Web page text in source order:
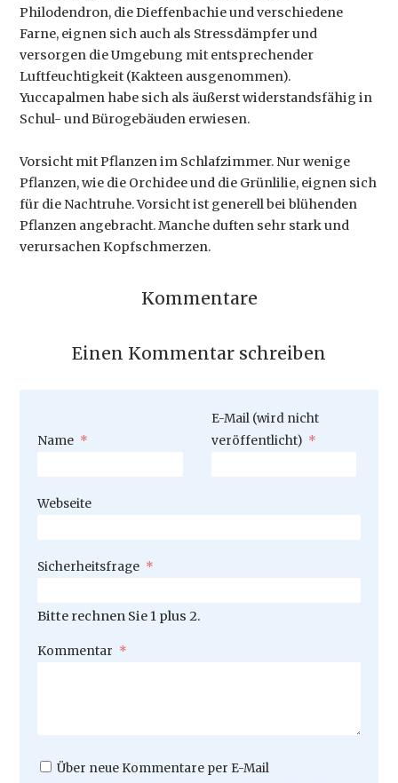
Philodendron, die Dieffenbachie und verschiedene
Farne, eignen sich auch als Stressdämpfer und
versorgen die Umgebung mit entsprechender
Luftfeuchtigkeit (Kakteen ausgenommen).
Yuccapalmen habe sich als äußerst widerstandsfähig in
Schul- und Bürogebäuden erwiesen.
Vorsicht mit Pflanzen im Schlafzimmer. Nur wenige
Pflanzen, wie die Orchidee und die Grünlilie, eignen sich
für die Nachtruhe. Vorsicht ist generell bei blühenden
Pflanzen angebracht. Manche duften sehr stark und
verursachen Kopfschmerzen.
Kommentare
Einen Kommentar schreiben
Pflichtfeld
Name *
Pflichtfeld
E-Mail (wird nicht
veröffentlicht) *
Webseite
Pflichtfeld
Sicherheitsfrage *
Bitte rechnen Sie 1 plus 2.
Pflichtfeld
Kommentar *
Über neue Kommentare per E-Mail